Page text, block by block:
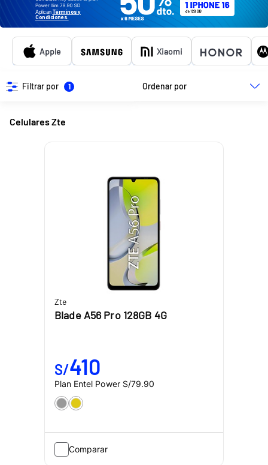
AplicanTérminos y
Condiciones.
Apple Xiaomi
Filtrar por 1 Ordenar por
Celulares Zte
Zte
Blade A56 Pro 128GB 4G
S/410
Plan Entel Power S/79.90
Comparar